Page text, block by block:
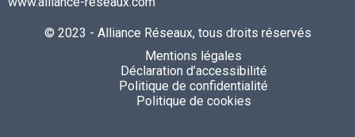
© 2023 - Alliance Réseaux, tous droits réservés
Mentions légales
Déclaration d’accessibilité
Politique de confidentialité
Politique de cookies